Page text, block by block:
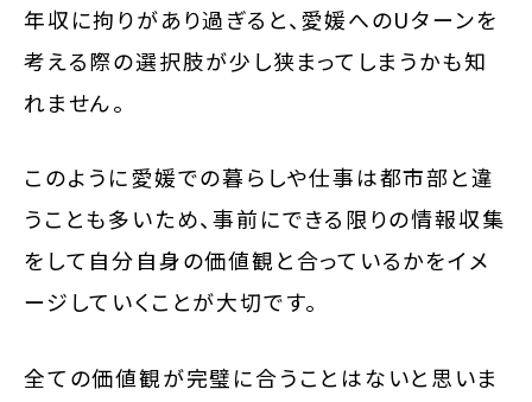
年収に拘りがあり過ぎると、愛媛へのUターンを
考える際の選択肢が少し狭まってしまうかも知
れません。
このように愛媛での暮らしや仕事は都市部と違
うことも多いため、事前にできる限りの情報収集
をして自分自身の価値観と合っているかをイメ
ージしていくことが大切です。
全ての価値観が完璧に合うことはないと思いま